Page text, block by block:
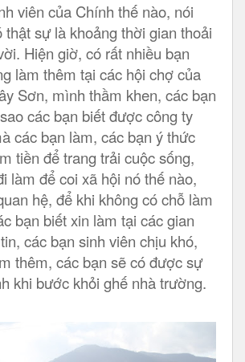
viên của Chính thế nào, nói
thật sự là khoảng thời gian thoải
Hiện giờ, có rất nhiều bạn
làm thêm tại các hội chợ của
Sơn, mình thầm khen, các bạn
các bạn biết được công ty
các bạn làm, các bạn ý thức
tiền để trang trải cuộc sống,
làm để coi xã hội nó thế nào,
hệ, để khi không có chỗ làm
bạn biết xin làm tại các gian
các bạn sinh viên chịu khó,
thêm, các bạn sẽ có được sự
khi bước khỏi ghế nhà trường.